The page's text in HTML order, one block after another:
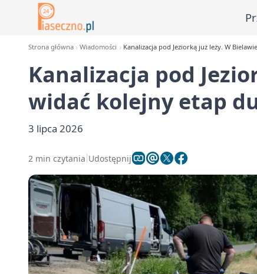
Strona główna Wiadomości Kanalizacja pod Jeziorką już leży. W
Kanalizacja pod
widać kolejny etap
3 lipca 2026
2 min czytania Udostępnij